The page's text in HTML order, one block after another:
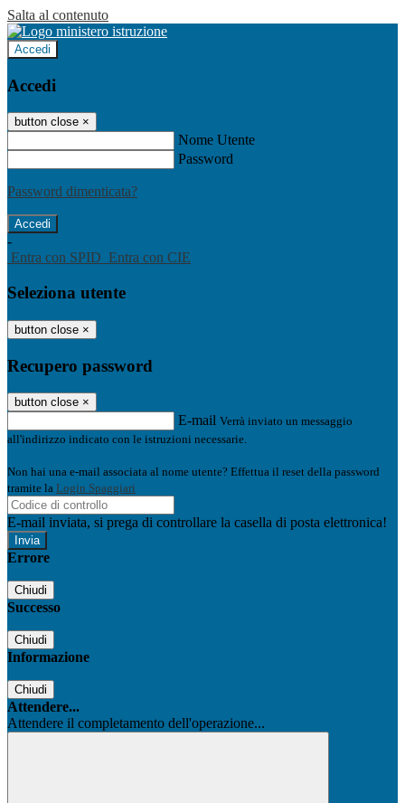
Salta al contenuto
Accedi
Accedi
button close ×
Nome Utente
Password
Password dimenticata?
-
Entra con SPID Entra con CIE
Seleziona utente
button close ×
Recupero password
button close ×
E-mail Verrà inviato un messaggio
all'indirizzo indicato con le istruzioni necessarie.
Non hai una e-mail associata al nome utente? Effettua il reset della password
tramite la Login Spaggiari
E-mail inviata, si prega di controllare la casella di posta elettronica!
Errore
Chiudi
Successo
Chiudi
Informazione
Chiudi
Attendere...
Attendere il completamento dell'operazione...